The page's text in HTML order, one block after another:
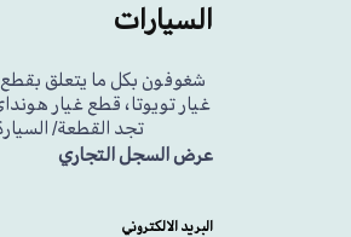
السيارات
شغوفون بكل ما يتعلق بقطع
غيار تويوتا، قطع غيار
تجد القطعة/
عرض السجل التجاري
البريد الالكتروني